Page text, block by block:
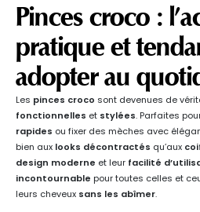
Pinces croco :
pratique et
adopter au
Les pinces croco sont devenues de
fonctionnelles et stylées. Parfaites
rapides ou fixer des mèches avec
bien aux looks décontractés qu’aux
design moderne et leur facilité
incontournable pour toutes celles et
leurs cheveux sans les abîmer.